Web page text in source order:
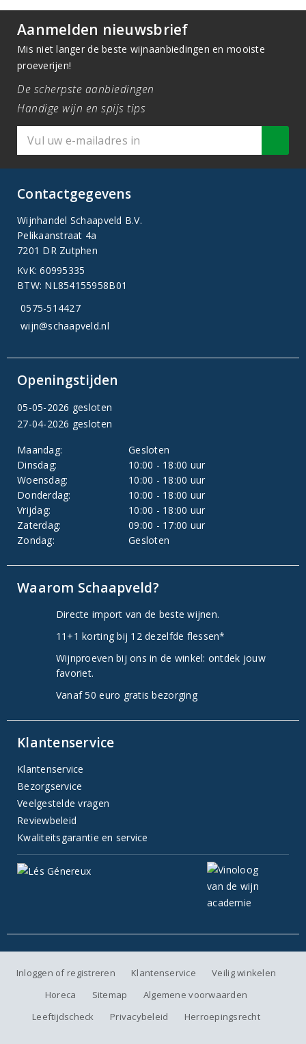
Aanmelden nieuwsbrief
Mis niet langer de beste wijnaanbiedingen en mooiste
proeverijen!
De scherpste aanbiedingen
Handige wijn en spijs tips
Contactgegevens
Wijnhandel Schaapveld B.V.
Pelikaanstraat 4a
7201 DR Zutphen
KvK: 60995335
BTW: NL854155958B01
0575-514427
wijn@schaapveld.nl
Openingstijden
05-05-2026 gesloten
27-04-2026 gesloten
Maandag:
Gesloten
Dinsdag:
10:00 - 18:00 uur
Woensdag:
10:00 - 18:00 uur
Donderdag:
10:00 - 18:00 uur
Vrijdag:
10:00 - 18:00 uur
Zaterdag:
09:00 - 17:00 uur
Zondag:
Gesloten
Waarom Schaapveld?
Directe import van de beste wijnen.
11+1 korting bij 12 dezelfde flessen*
Wijnproeven bij ons in de winkel: ontdek jouw
favoriet.
Vanaf 50 euro gratis bezorging
Klantenservice
Klantenservice
Bezorgservice
Veelgestelde vragen
Reviewbeleid
Kwaliteitsgarantie en service
Inloggen of registreren Klantenservice
Veilig winkelen
Horeca
Sitemap
Algemene voorwaarden
Leeftijdscheck
Privacybeleid Herroepingsrecht